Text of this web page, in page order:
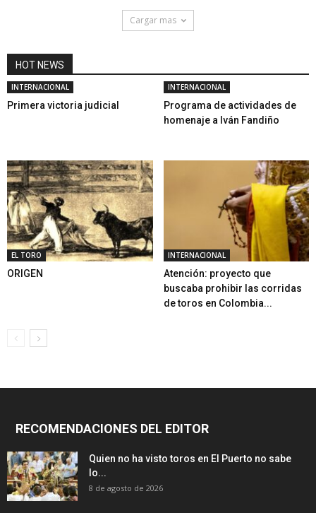
Cargar mas
HOT NEWS
INTERNACIONAL
Primera victoria judicial
INTERNACIONAL
Programa de actividades de
homenaje a Iván Fandiño
EL TORO
ORIGEN
INTERNACIONAL
Atención: proyecto que
buscaba prohibir las corridas
de toros en Colombia...
RECOMENDACIONES DEL EDITOR
Quien no ha visto toros en El Puerto no sabe
lo...
8 de agosto de 2026